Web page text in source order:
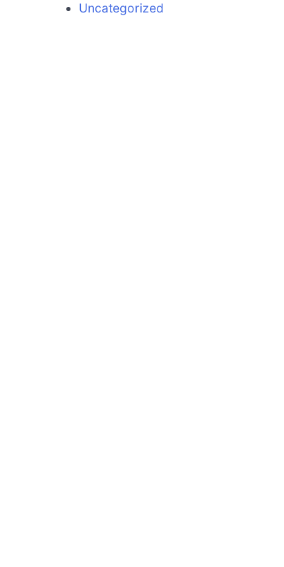
Uncategorized